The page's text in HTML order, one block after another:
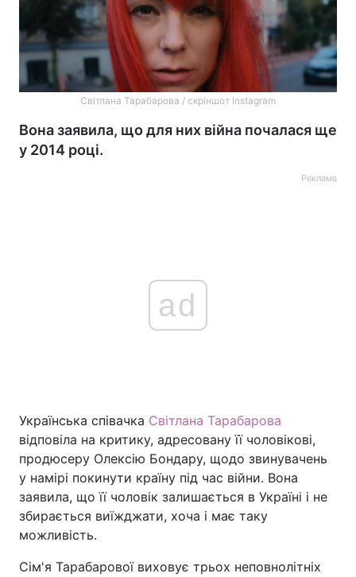
Світлана Тарабарова / скріншот Instagram
Вона заявила, що для них війна почалася ще
у 2014 році.
Реклама
ad
Українська співачка Світлана Тарабарова
відповіла на критику, адресовану її чоловікові,
продюсеру Олексію Бондару, щодо звинувачень
у намірі покинути країну під час війни. Вона
заявила, що її чоловік залишається в Україні і не
збирається виїжджати, хоча і має таку
можливість.
Сім'я Тарабарової виховує трьох неповнолітніх